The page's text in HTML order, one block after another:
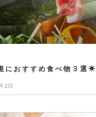
におすすめ食べ物３選☀
2日